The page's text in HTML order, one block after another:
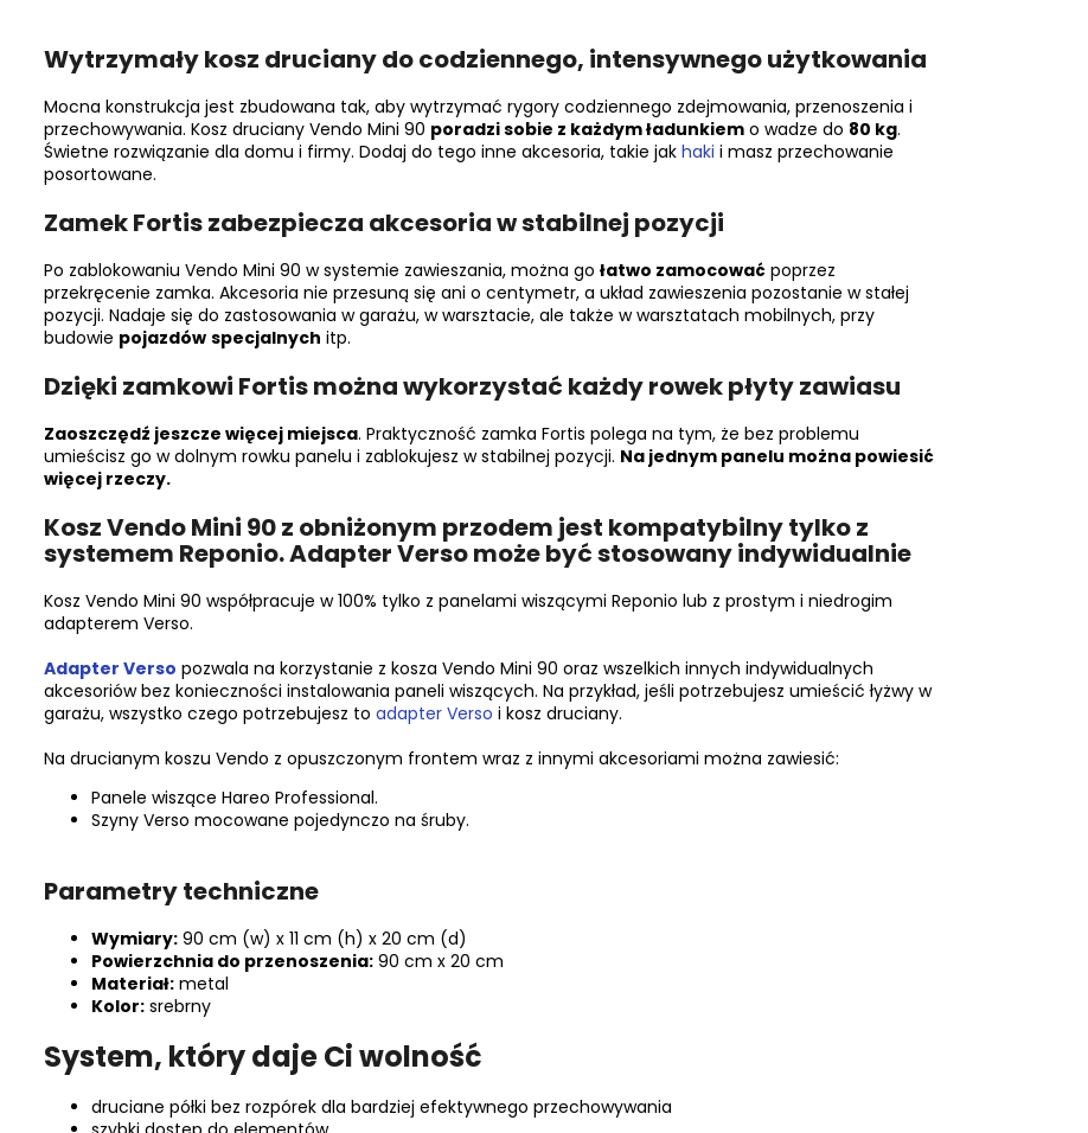
Wytrzymały kosz druciany do codziennego, intensywnego użytkowania
Mocna konstrukcja jest zbudowana tak, aby wytrzymać rygory codziennego zdejmowania, przenoszenia i
przechowywania. Kosz druciany Vendo Mini 90 poradzi sobie z każdym ładunkiem o wadze do 80 kg.
Świetne rozwiązanie dla domu i firmy. Dodaj do tego inne akcesoria, takie jak haki i masz przechowanie
posortowane.
Zamek Fortis zabezpiecza akcesoria w stabilnej pozycji
Po zablokowaniu Vendo Mini 90 w systemie zawieszania, można go łatwo zamocować poprzez
przekręcenie zamka. Akcesoria nie przesuną się ani o centymetr, a układ zawieszenia pozostanie w stałej
pozycji. Nadaje się do zastosowania w garażu, w warsztacie, ale także w warsztatach mobilnych, przy
budowie pojazdów specjalnych itp.
Dzięki zamkowi Fortis można wykorzystać każdy rowek płyty zawiasu
Zaoszczędź jeszcze więcej miejsca. Praktyczność zamka Fortis polega na tym, że bez problemu
umieścisz go w dolnym rowku panelu i zablokujesz w stabilnej pozycji. Na jednym panelu można powiesić
więcej rzeczy.
Kosz Vendo Mini 90 z obniżonym przodem jest kompatybilny tylko z
systemem Reponio. Adapter Verso może być stosowany indywidualnie
Kosz Vendo Mini 90 współpracuje w 100% tylko z panelami wiszącymi Reponio lub z prostym i niedrogim
adapterem Verso.
Adapter Verso pozwala na korzystanie z kosza Vendo Mini 90 oraz wszelkich innych indywidualnych
akcesoriów bez konieczności instalowania paneli wiszących. Na przykład, jeśli potrzebujesz umieścić łyżwy w
garażu, wszystko czego potrzebujesz to adapter Verso i kosz druciany.
Na drucianym koszu Vendo z opuszczonym frontem wraz z innymi akcesoriami można zawiesić:
Panele wiszące Hareo Professional.
Szyny Verso mocowane pojedynczo na śruby.
Parametry techniczne
Wymiary: 90 cm (w) x 11 cm (h) x 20 cm (d)
Powierzchnia do przenoszenia: 90 cm x 20 cm
Materiał: metal
Kolor: srebrny
System, który daje Ci wolność
druciane półki bez rozpórek dla bardziej efektywnego przechowywania